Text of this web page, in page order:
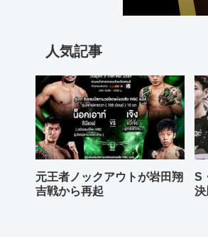
人気記事
元王者ノックアウトが岩田翔
吉戦から再起
S
決